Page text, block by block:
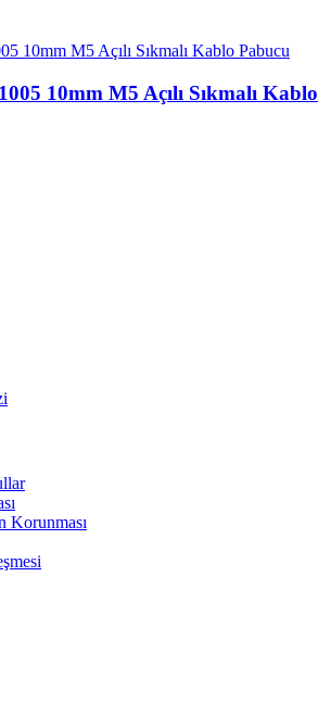
10mm M5 Açılı Sıkmalı Kablo
Korunması